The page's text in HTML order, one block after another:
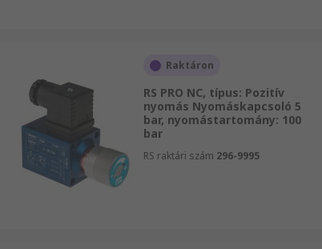
Raktáron
RS PRO NC, típus: Pozitív
nyomás Nyomáskapcsoló 5
bar, nyomástartomány: 100
bar
RS raktári szám 296-9995